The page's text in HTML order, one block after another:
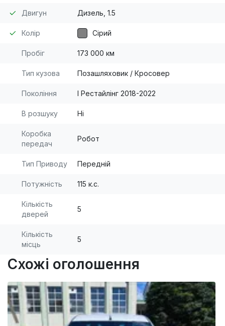
Двигун Дизель, 1.5
Колір Сірий
Пробіг 173 000 км
Тип кузова Позашляховик / Кросовер
Покоління I Рестайлінг 2018-2022
В розшуку Ні
Коробка
передач
Робот
Тип Приводу Передній
Потужність 115 к.с.
Кількість
дверей
5
Кількість
місць
5
Схожі оголошення